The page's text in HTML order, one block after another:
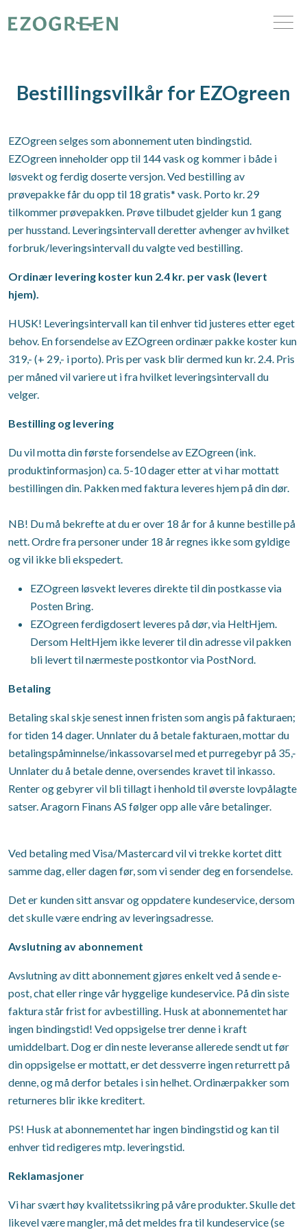
Bestillingsvilkår for EZOgreen
EZOgreen selges som abonnement uten bindingstid.
EZOgreen inneholder opp til 144 vask og kommer i både i
løsvekt og ferdig doserte versjon. Ved bestilling av
prøvepakke får du opp til 18 gratis* vask. Porto kr. 29
tilkommer prøvepakken. Prøve tilbudet gjelder kun 1 gang
per husstand. Leveringsintervall deretter avhenger av hvilket
forbruk/leveringsintervall du valgte ved bestilling.
Ordinær levering koster kun 2.4 kr. per vask (levert
hjem).
HUSK! Leveringsintervall kan til enhver tid justeres etter eget
behov. En forsendelse av EZOgreen ordinær pakke koster kun
319,- (+ 29,- i porto). Pris per vask blir dermed kun kr. 2.4. Pris
per måned vil variere ut i fra hvilket leveringsintervall du
velger.
Bestilling og levering
Du vil motta din første forsendelse av EZOgreen (ink.
produktinformasjon) ca. 5-10 dager etter at vi har mottatt
bestillingen din. Pakken med faktura leveres hjem på din dør.
NB! Du må bekrefte at du er over 18 år for å kunne bestille på
nett. Ordre fra personer under 18 år regnes ikke som gyldige
og vil ikke bli ekspedert.
EZOgreen løsvekt leveres direkte til din postkasse via
Posten Bring.
EZOgreen ferdigdosert leveres på dør, via HeltHjem.
Dersom HeltHjem ikke leverer til din adresse vil pakken
bli levert til nærmeste postkontor via PostNord.
Betaling
Betaling skal skje senest innen fristen som angis på fakturaen;
for tiden 14 dager. Unnlater du å betale fakturaen, mottar du
betalingspåminnelse/inkassovarsel med et purregebyr på 35,-
Unnlater du å betale denne, oversendes kravet til inkasso.
Renter og gebyrer vil bli tillagt i henhold til øverste lovpålagte
satser. Aragorn Finans AS følger opp alle våre betalinger.
Ved betaling med Visa/Mastercard vil vi trekke kortet ditt
samme dag, eller dagen før, som vi sender deg en forsendelse.
Det er kunden sitt ansvar og oppdatere kundeservice, dersom
det skulle være endring av leveringsadresse.
Avslutning av abonnement
Avslutning av ditt abonnement gjøres enkelt ved å sende e-
post, chat eller ringe vår hyggelige kundeservice. På din siste
faktura står frist for avbestilling. Husk at abonnementet har
ingen bindingstid! Ved oppsigelse trer denne i kraft
umiddelbart. Dog er din neste leveranse allerede sendt ut før
din oppsigelse er mottatt, er det dessverre ingen returrett på
denne, og må derfor betales i sin helhet. Ordinærpakker som
returneres blir ikke kreditert.
PS! Husk at abonnementet har ingen bindingstid og kan til
enhver tid redigeres mtp. leveringstid.
Reklamasjoner
Vi har svært høy kvalitetssikring på våre produkter. Skulle det
likevel være mangler, må det meldes fra til kundeservice (se